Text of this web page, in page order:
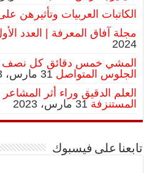
الكاتبات العربيات وتأثيرهن
مجلة آفاق المعرفة | العدد الأول :
2024
المشي خمس دقائق كل نصف
الجلوس المتواصل 31 مارس، 2023
العلم الدقيق وراء أثر
المستنزفة 31 مارس، 2023
تابعنا على فيسبوك